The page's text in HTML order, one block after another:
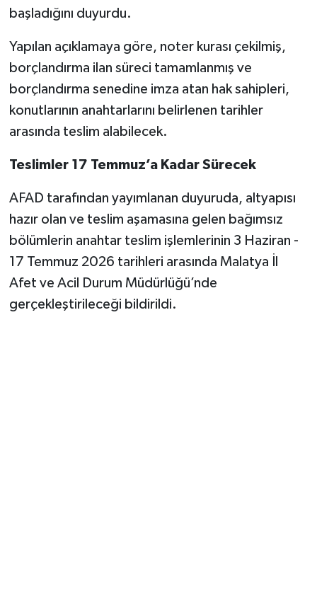
başladığını duyurdu.
Yapılan açıklamaya göre, noter kurası çekilmiş,
borçlandırma ilan süreci tamamlanmış ve
borçlandırma senedine imza atan hak sahipleri,
konutlarının anahtarlarını belirlenen tarihler
arasında teslim alabilecek.
Teslimler 17 Temmuz’a Kadar Sürecek
AFAD tarafından yayımlanan duyuruda, altyapısı
hazır olan ve teslim aşamasına gelen bağımsız
bölümlerin anahtar teslim işlemlerinin 3 Haziran -
17 Temmuz 2026 tarihleri arasında Malatya İl
Afet ve Acil Durum Müdürlüğü’nde
gerçekleştirileceği bildirildi.